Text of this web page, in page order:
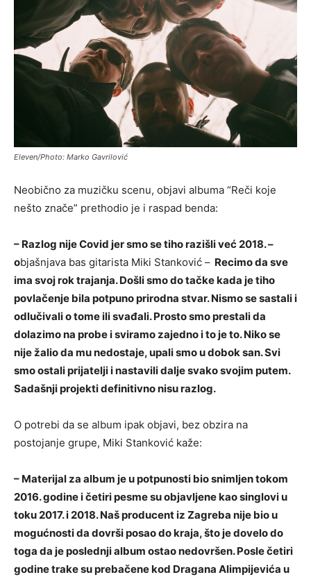
Eleven/Photo: Marko Gavrilović
Neobično za muzičku scenu, objavi albuma “Reči koje
nešto znače” prethodio je i raspad benda:
– Razlog nije Covid jer smo se tiho razišli već 2018. –
objašnjava bas gitarista Miki Stanković – Recimo da sve
ima svoj rok trajanja. Došli smo do tačke kada je tiho
povlačenje bila potpuno prirodna stvar. Nismo se sastali i
odlučivali o tome ili svađali. Prosto smo prestali da
dolazimo na probe i sviramo zajedno i to je to. Niko se
nije žalio da mu nedostaje, upali smo u dobok san. Svi
smo ostali prijatelji i nastavili dalje svako svojim putem.
Sadašnji projekti definitivno nisu razlog.
O potrebi da se album ipak objavi, bez obzira na
postojanje grupe, Miki Stanković kaže:
– Materijal za album je u potpunosti bio snimljen tokom
2016. godine i četiri pesme su objavljene kao singlovi u
toku 2017. i 2018. Naš producent iz Zagreba nije bio u
mogućnosti da dovrši posao do kraja, što je dovelo do
toga da je poslednji album ostao nedovršen. Posle četiri
godine trake su prebačene kod Dragana Alimpijevića u